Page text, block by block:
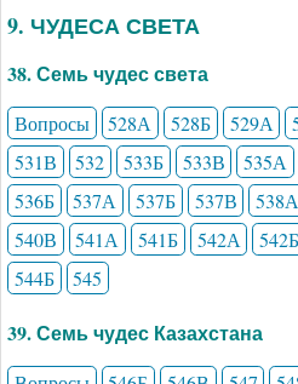
9. ЧУДЕСА СВЕТА
38. Семь чудес света
Вопросы 528А 528Б 529А
531В
532 533Б 533В 535А
536Б
537А 537Б 537В 538А
540В
541А 541Б 542А 542Б
544Б
545
39. Семь чудес Казахстана